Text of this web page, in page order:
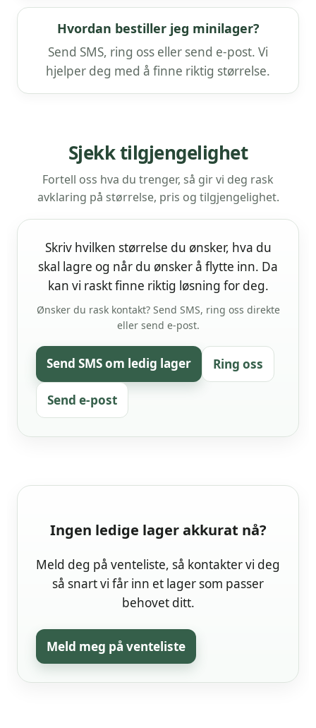
Hvordan bestiller jeg minilager?
Send SMS, ring oss eller send e-post. Vi
hjelper deg med å finne riktig størrelse.
Sjekk tilgjengelighet
Fortell oss hva du trenger, så gir vi deg rask
avklaring på størrelse, pris og tilgjengelighet.
Skriv hvilken størrelse du ønsker, hva du
skal lagre og når du ønsker å flytte inn. Da
kan vi raskt finne riktig løsning for deg.
Ønsker du rask kontakt? Send SMS, ring oss direkte
eller send e-post.
Send SMS om ledig lager Ring oss
Send e-post
Ingen ledige lager akkurat nå?
Meld deg på venteliste, så kontakter vi deg
så snart vi får inn et lager som passer
behovet ditt.
Meld meg på venteliste